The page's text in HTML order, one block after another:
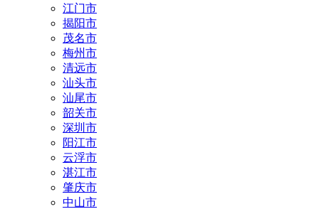
江门市
揭阳市
茂名市
梅州市
清远市
汕头市
汕尾市
韶关市
深圳市
阳江市
云浮市
湛江市
肇庆市
中山市